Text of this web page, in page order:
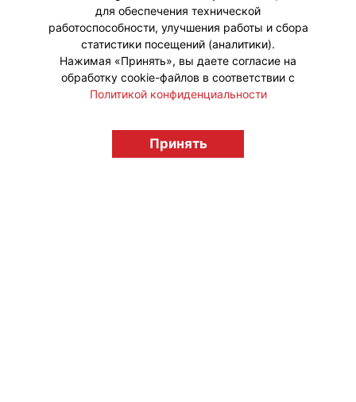
#НовостиКаталога
licensingrussia.ru, 2009-2026 12+
для обеспечения технической
работоспособности, улучшения работы и сбора
статистики посещений (аналитики).
Нажимая «Принять», вы даете согласие на
обработку cookie-файлов в соответствии с
Политикой конфиденциальности
Принять